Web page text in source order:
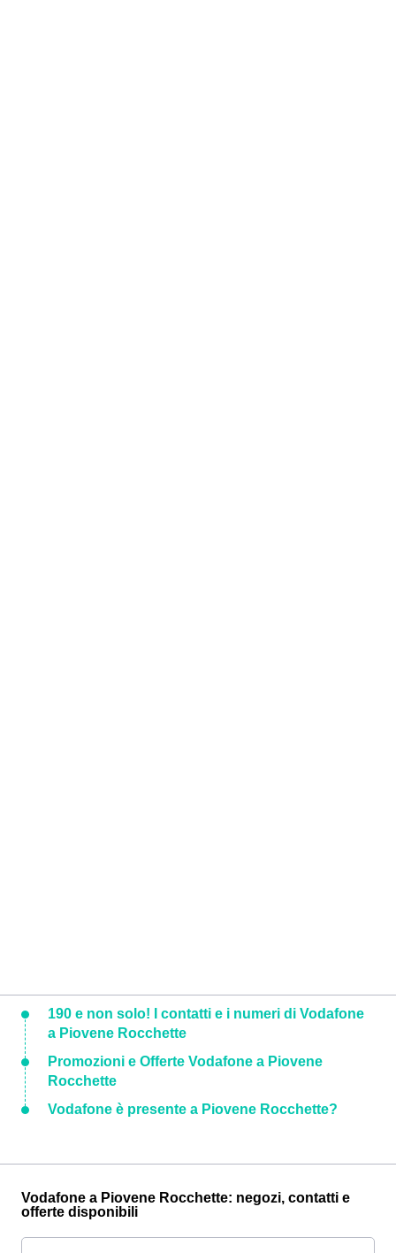
190 e non solo! I contatti e i numeri di Vodafone
a Piovene Rocchette
Promozioni e Offerte Vodafone a Piovene
Rocchette
Vodafone è presente a Piovene Rocchette?
Vodafone a Piovene Rocchette: negozi, contatti e
offerte disponibili